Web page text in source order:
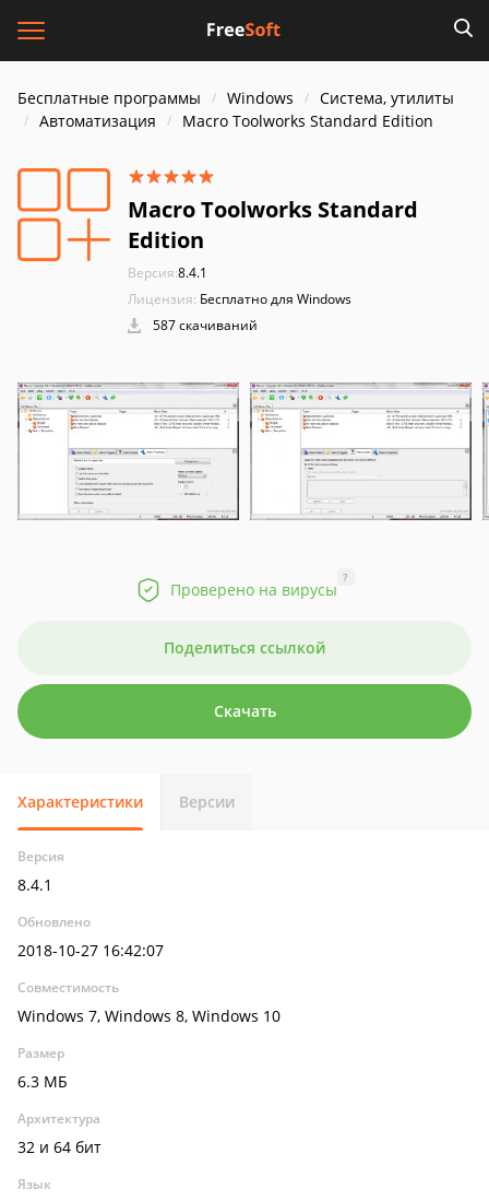
Бесплатные программы Windows
Система, утилиты
Автоматизация
Macro Toolworks Standard Edition
Macro Toolworks Standard
Edition
Версия:8.4.1
Лицензия: Бесплатно для Windows
587 скачиваний
Проверено на вирусы
?
Поделиться ссылкой
Скачать
Характеристики Версии
Версия
8.4.1
Обновлено
2018-10-27 16:42:07
Совместимость
Windows 7, Windows 8, Windows 10
Размер
6.3 МБ
Архитектура
32 и 64 бит
Язык